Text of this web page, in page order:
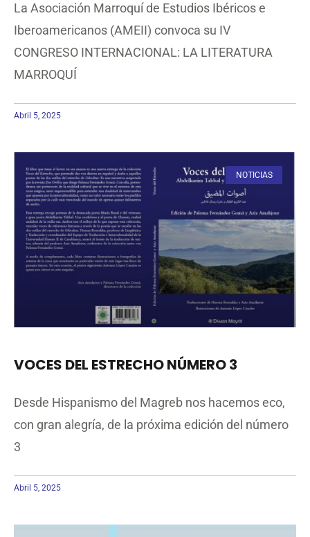
La Asociación Marroquí de Estudios Ibéricos e
Iberoamericanos (AMEII) convoca su IV
CONGRESO INTERNACIONAL: LA LITERATURA
MARROQUÍ
Abril 5, 2025
NOTICIAS
VOCES DEL ESTRECHO NÚMERO 3
Desde Hispanismo del Magreb nos hacemos eco,
con gran alegría, de la próxima edición del número
3
Abril 5, 2025